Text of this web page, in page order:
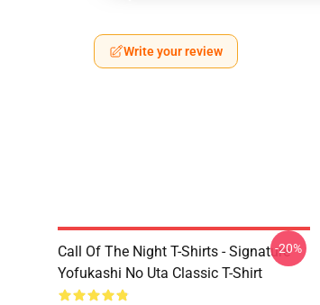
Write your review
Call Of The Night T-Shirts - Signature
Yofukashi No Uta Classic T-Shirt
-20%